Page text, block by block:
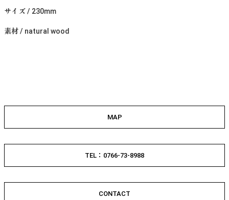
サイズ / 230mm
素材 / natural wood
MAP
TEL：0766-73-8988
CONTACT